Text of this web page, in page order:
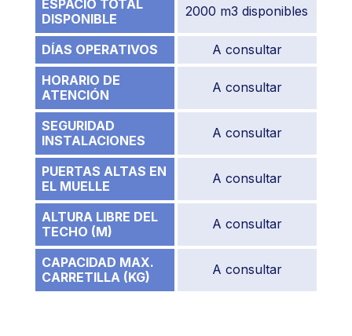
ESPACIO TOTAL
DISPONIBLE
2000 m3 disponibles
DÍAS OPERATIVOS
A consultar
HORARIO DE
ATENCIÓN
A consultar
SEGURIDAD
INSTALACIONES
A consultar
PUERTAS ALTAS EN
EL MUELLE
A consultar
ALTURA LIBRE DEL
TECHO (M)
A consultar
CAPACIDAD MAX.
CARRETILLA (KG)
A consultar